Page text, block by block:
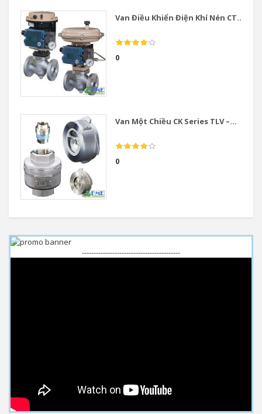
Van Điều Khiển Điện Khí Nén CT...
0
Van Một Chiều CK Series TLV –...
0
------------------------------------------